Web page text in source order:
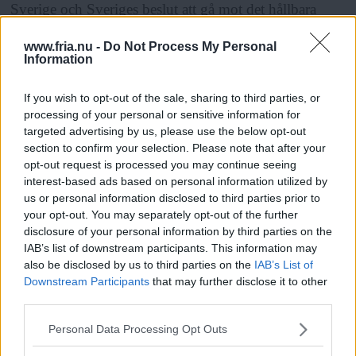
www.fria.nu - Do Not Process My Personal
Information
If you wish to opt-out of the sale, sharing to third parties, or
processing of your personal or sensitive information for
targeted advertising by us, please use the below opt-out
section to confirm your selection. Please note that after your
opt-out request is processed you may continue seeing
interest-based ads based on personal information utilized by
us or personal information disclosed to third parties prior to
your opt-out. You may separately opt-out of the further
disclosure of your personal information by third parties on the
IAB’s list of downstream participants. This information may
also be disclosed by us to third parties on the IAB’s List of
Downstream Participants that may further disclose it to other
Please note that this website/app uses one or more Google
Personal Data Processing Opt Outs
Läs Frias efterträdare!
Syreär Sveriges enda gröna dagstidning som
Sverige och Sveriges beslut att gå mot det hållbara
samhället. Det är en miss i det demokratiska systemet
att vi på Gotland inte har kontroll över farliga
Region Gotlands miljöråd, Robert Hall (MP).
Hur uppfattar miljörådet gotlänningarnas känslor
inför det här?
– Jag tror att majoriteten är oroliga. Gör vi något dumt
hotar vi att ett samhälle kan finnas kvar. Vattnet är
dricksvatten så det räcker sommartid, säger Robert
Hall.